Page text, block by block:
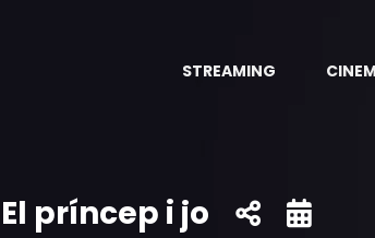
STREAMING
El príncep i jo